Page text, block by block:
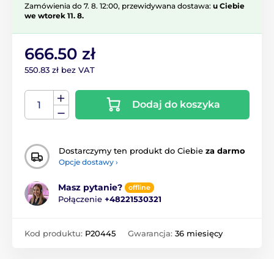
Zamówienia do 7. 8. 12:00, przewidywana dostawa: u Ciebie
we wtorek 11. 8.
666.50 zł
550.83 zł bez VAT
Dodaj do koszyka
Dostarczymy ten produkt do Ciebie za darmo
Opcje dostawy ›
Masz pytanie? offline
Połączenie +48221530321
Kod produktu: P20445 Gwarancja: 36 miesięcy